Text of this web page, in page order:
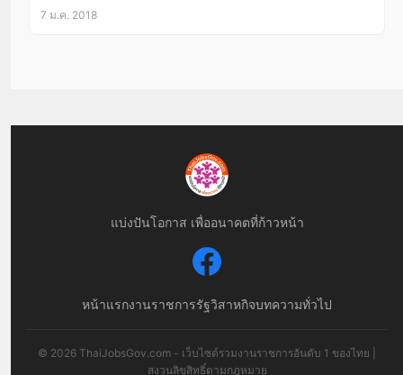
7 ม.ค. 2018
แบ่งปันโอกาส เพื่ออนาคตที่ก้าวหน้า
หน้าแรกงานราชการรัฐวิสาหกิจบทความทั่วไป
© 2026 ThaiJobsGov.com - เว็บไซต์รวมงานราชการอันดับ 1 ของไทย |
สงวนลิขสิทธิ์ตามกฎหมาย